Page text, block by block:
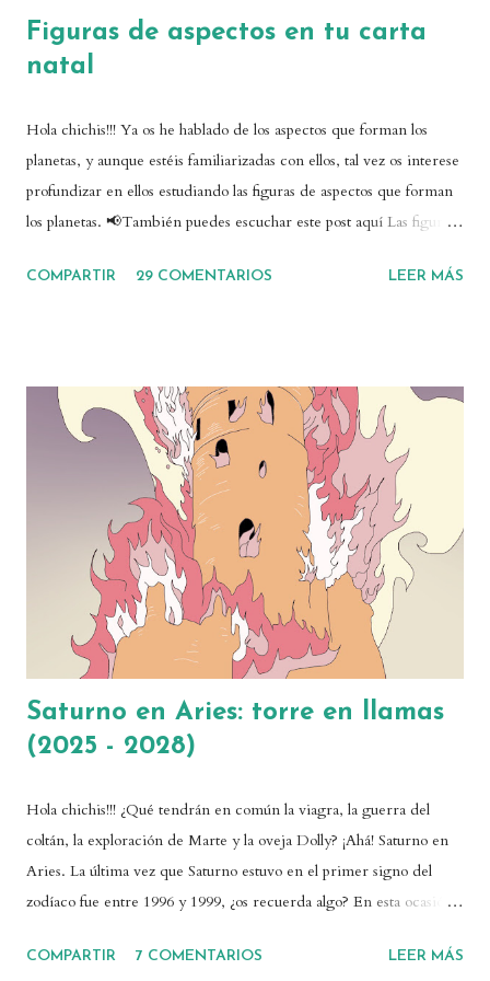
Figuras de aspectos en tu carta
natal
Hola chichis!!! Ya os he hablado de los aspectos que forman los
planetas, y aunque estéis familiarizadas con ellos, tal vez os interese
profundizar en ellos estudiando las figuras de aspectos que forman
los planetas. 📢También puedes escuchar este post aquí Las figuras
geométricas que dibujan los aspectos planetarios en el centro de
cuadraturas. Es una figura de aspectos tensa, disarmónica o
dinámica. En este caso, la tirantez de la oposición se canaliza de
forma rompedora y dura hacia el planeta que forma las cuadraturas,
sobre el que recae toda la tensión. Por eso, ese planeta será un
punto sensible de nuestra carta, y requerirá que trabajemos en él
intensamente, al menos en determinadas épocas. Por tanto, es una
COMPARTIR 29 COMENTARIOS LEER MÁS
Saturno en Aries: torre en llamas
(2025 - 2028)
Hola chichis!!! ¿Qué tendrán en común la viagra, la guerra del
coltán, la exploración de Marte y la oveja Dolly? ¡Ahá! Saturno en
Aries. La última vez que Saturno estuvo en el primer signo del
zodíaco fue entre 1996 y 1999, ¿os recuerda algo? En esta ocasión
de 2025 hasta abril de 2028. ¡Os cuento todo! 💓También puedes
COMPARTIR 7 COMENTARIOS LEER MÁS